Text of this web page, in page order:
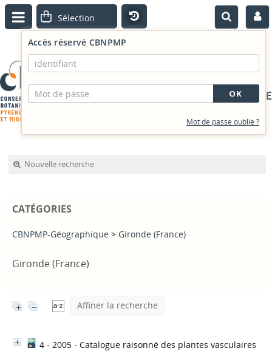
PORTAIL DOCUMENTAIRE
Accès réservé CBNPMP
Mot de passe oublié ?
Nouvelle recherche
CATÉGORIES
CBNPMP-Géographique > Gironde (France)
Gironde (France)
Affiner la recherche
4 - 2005 - Catalogue raisonné des plantes vasculaires